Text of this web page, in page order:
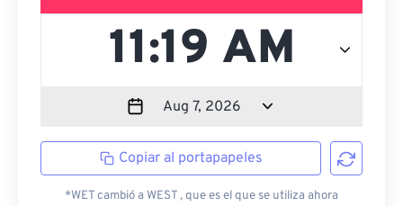
Copiar al portapapeles
*WET cambió a WEST , que es el que se utiliza ahora